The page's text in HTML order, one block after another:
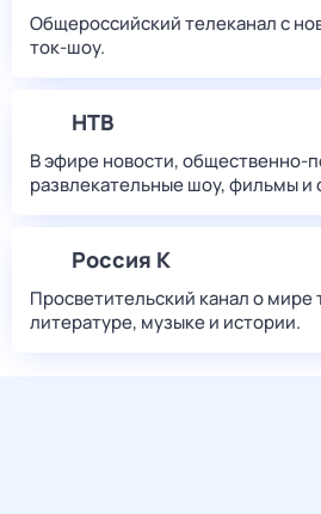
Общероссийский телеканал с
ток-шоу.
НТВ
В эфире новости, общественно-
развлекательные шоу, фильмы и
Россия К
Просветительский канал о мире
литературе, музыке и истории.